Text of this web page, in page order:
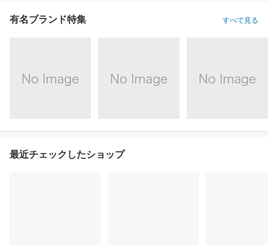
有名ブランド特集 すべて見る
最近チェックしたショップ